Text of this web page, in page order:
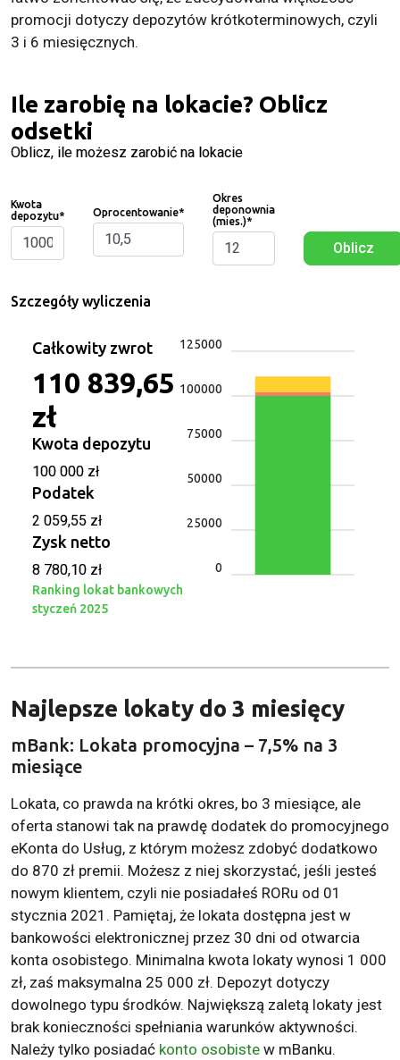
promocji dotyczy depozytów krótkoterminowych, czyli
3 i 6 miesięcznych.
Ile zarobię na lokacie? Oblicz
odsetki
Oblicz, ile możesz zarobić na lokacie
Kwota
depozytu* Oprocentowanie*
Okres
deponownia
(mies.)*
Oblicz
Szczegóły wyliczenia
Całkowity zwrot
110 839,65
zł
Kwota depozytu
100 000 zł
Podatek
2 059,55 zł
Zysk netto
8 780,10 zł
Ranking lokat bankowych
styczeń 2025
0
25000
50000
75000
100000
125000
Najlepsze lokaty do 3 miesięcy
mBank: Lokata promocyjna – 7,5% na 3
miesiące
Lokata, co prawda na krótki okres, bo 3 miesiące, ale
oferta stanowi tak na prawdę dodatek do promocyjnego
eKonta do Usług, z którym możesz zdobyć dodatkowo
do 870 zł premii. Możesz z niej skorzystać, jeśli jesteś
nowym klientem, czyli nie posiadałeś RORu od 01
stycznia 2021. Pamiętaj, że lokata dostępna jest w
bankowości elektronicznej przez 30 dni od otwarcia
konta osobistego. Minimalna kwota lokaty wynosi 1 000
zł, zaś maksymalna 25 000 zł. Depozyt dotyczy
dowolnego typu środków. Największą zaletą lokaty jest
brak konieczności spełniania warunków aktywności.
Należy tylko posiadać konto osobiste w mBanku.